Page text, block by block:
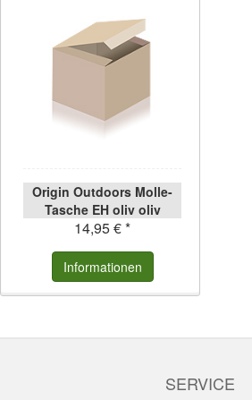
Origin Outdoors Molle-
Tasche EH oliv oliv
14,95 € *
Informationen
SERVICE